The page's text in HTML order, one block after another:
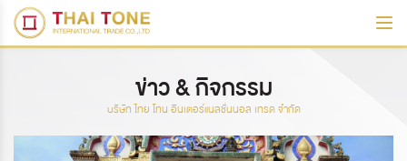
ข่าว & กิจกรรม
บริษัท ไทย โทน อินเตอร์แนลชั่นนอล เทรด จำกัด